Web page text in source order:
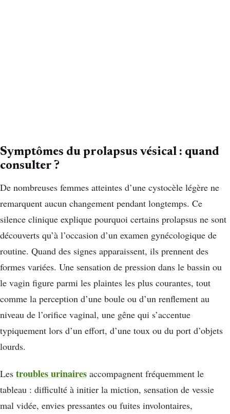
Symptômes du prolapsus vésical : quand
consulter ?
De nombreuses femmes atteintes d’une cystocèle légère ne
remarquent aucun changement pendant longtemps. Ce
silence clinique explique pourquoi certains prolapsus ne sont
découverts qu’à l’occasion d’un examen gynécologique de
routine. Quand des signes apparaissent, ils prennent des
formes variées. Une sensation de pression dans le bassin ou
le vagin figure parmi les plaintes les plus courantes, tout
comme la perception d’une boule ou d’un renflement au
niveau de l’orifice vaginal, une gêne qui s’accentue
typiquement lors d’un effort, d’une toux ou du port d’objets
lourds.
Les troubles urinaires accompagnent fréquemment le
tableau : difficulté à initier la miction, sensation de vessie
mal vidée, envies pressantes ou fuites involontaires,